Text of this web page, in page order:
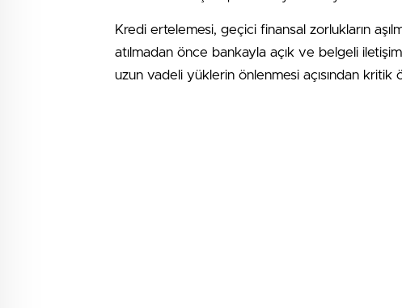
Kredi ertelemesi, geçici finansal zorlukların
atılmadan önce bankayla açık ve belgeli
uzun vadeli yüklerin önlenmesi açısından kritik